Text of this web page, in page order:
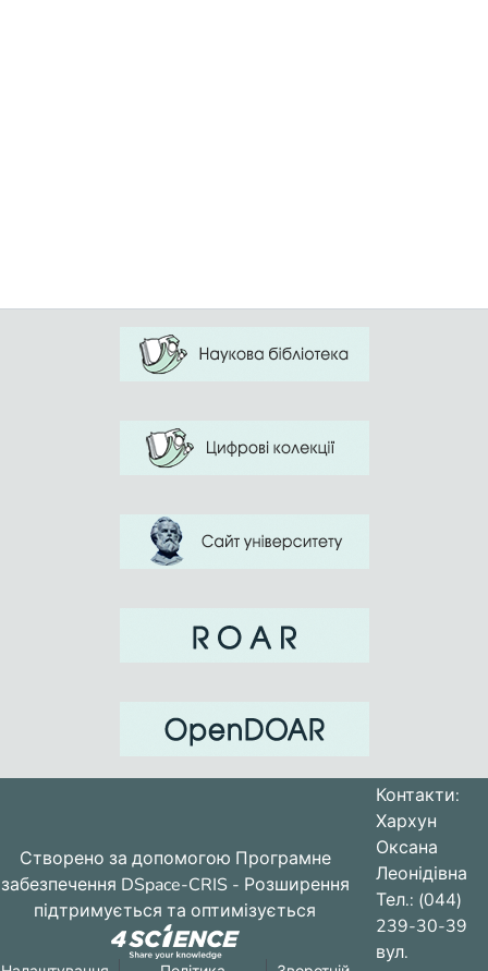
Створено за допомогою Програмне
забезпечення DSpace-CRIS - Розширення
підтримується та оптимізується
Контакти:
Хархун
Оксана
Леонідівна
Тел.: (044)
239-30-39
вул.